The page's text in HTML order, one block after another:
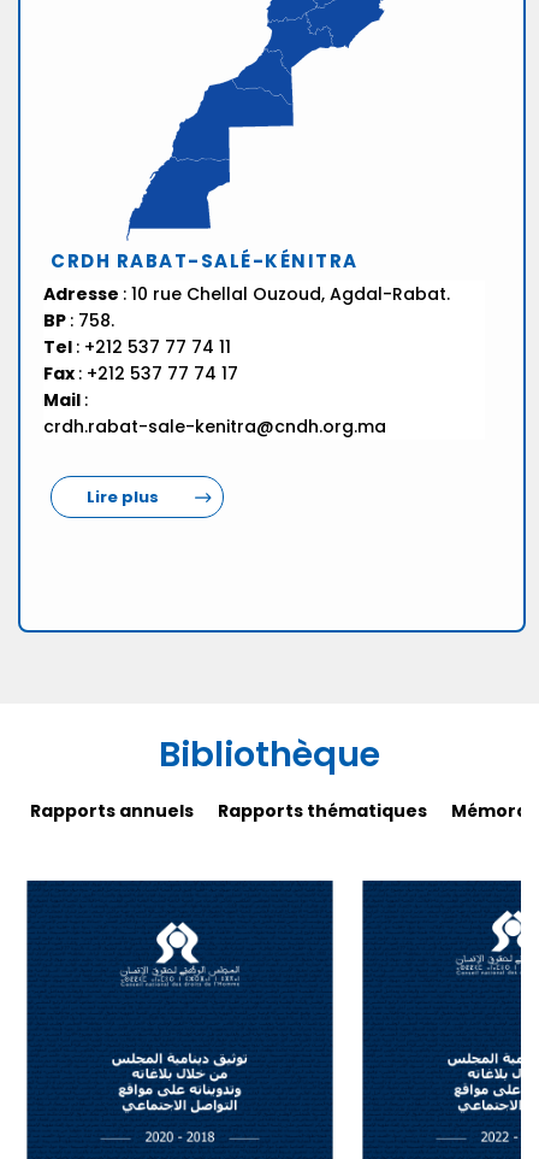
CRDH RABAT-SALÉ-KÉNITRA
Adresse : 10 rue Chellal Ouzoud, Agdal-Rabat.
BP : 758.
Tel : +212 537 77 74 11
Fax : +212 537 77 74 17
Mail :
crdh.rabat-sale-kenitra@cndh.org.ma
Lire plus
Bibliothèque
Rapports annuels Rapports thématiques